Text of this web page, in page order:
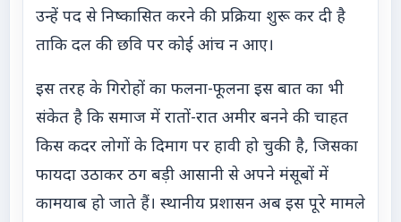
उन्हें पद से निष्कासित करने की प्रक्रिया शुरू कर दी है
ताकि दल की छवि पर कोई आंच न आए।
इस तरह के गिरोहों का फलना-फूलना इस बात का भी
संकेत है कि समाज में रातों-रात अमीर बनने की चाहत
किस कदर लोगों के दिमाग पर हावी हो चुकी है, जिसका
फायदा उठाकर ठग बड़ी आसानी से अपने मंसूबों में
कामयाब हो जाते हैं। स्थानीय प्रशासन अब इस पूरे मामले